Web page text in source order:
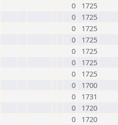
0
1725
0
1725
0
1725
0
1725
0
1725
0
1725
0
1725
0
1700
0
1731
0
1720
0
1720